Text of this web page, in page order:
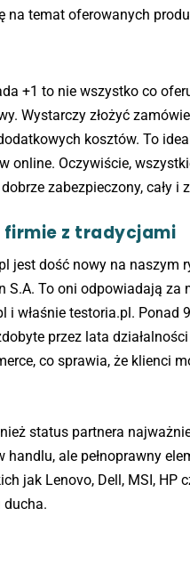
na temat oferowanych
+1 to nie wszystko co
Wystarczy złożyć
kosztów. To
online. Oczywiście,
zabezpieczony, cały i
z tradycjami
jest dość nowy na
S.A. To oni odpowiadają za
i właśnie testoria.pl.
przez lata
co sprawia, że klienci
status partnera
handlu, ale pełnoprawny
jak Lenovo, Dell, MSI,
ducha.